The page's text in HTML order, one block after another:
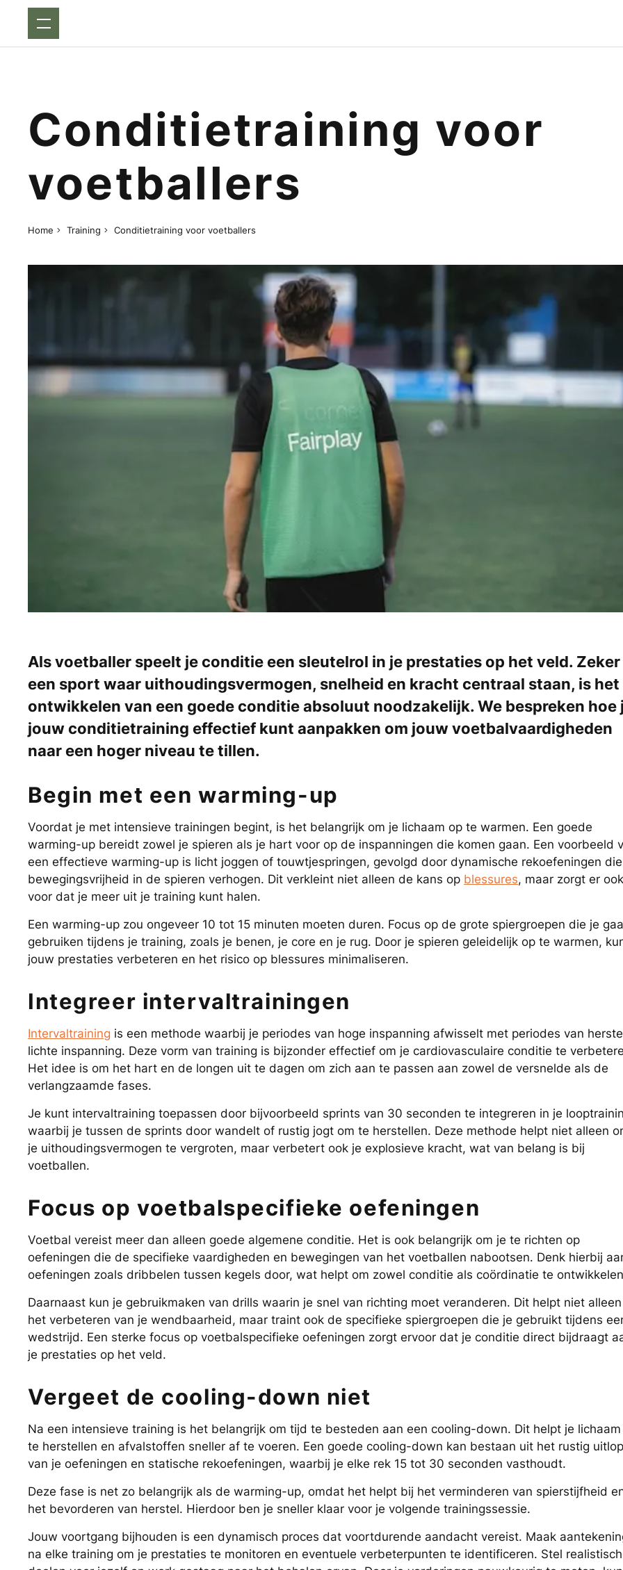
Conditietraining voor
voetballers
Home Training Conditietraining voor voetballers
Als voetballer speelt je conditie een sleutelrol in je prestaties op het veld.
een sport waar uithoudingsvermogen, snelheid en kracht centraal staan, is het
ontwikkelen van een goede conditie absoluut noodzakelijk. We bespreken hoe
jouw conditietraining effectief kunt aanpakken om jouw voetbalvaardigheden
naar een hoger niveau te tillen.
Begin met een warming-up
Voordat je met intensieve trainingen begint, is het belangrijk om je lichaam op te warmen. Een goede
warming-up bereidt zowel je spieren als je hart voor op de inspanningen die komen gaan. Een voorbeeld
een effectieve warming-up is licht joggen of touwtjespringen, gevolgd door dynamische rekoefeningen
bewegingsvrijheid in de spieren verhogen. Dit verkleint niet alleen de kans op blessures, maar zorgt er ook
voor dat je meer uit je training kunt halen.
Een warming-up zou ongeveer 10 tot 15 minuten moeten duren. Focus op de grote spiergroepen die je
gebruiken tijdens je training, zoals je benen, je core en je rug. Door je spieren geleidelijk op te warmen,
jouw prestaties verbeteren en het risico op blessures minimaliseren.
Integreer intervaltrainingen
Intervaltraining is een methode waarbij je periodes van hoge inspanning afwisselt met periodes van
lichte inspanning. Deze vorm van training is bijzonder effectief om je cardiovasculaire conditie te
Het idee is om het hart en de longen uit te dagen om zich aan te passen aan zowel de versnelde als de
verlangzaamde fases.
Je kunt intervaltraining toepassen door bijvoorbeeld sprints van 30 seconden te integreren in je
waarbij je tussen de sprints door wandelt of rustig jogt om te herstellen. Deze methode helpt niet alleen
je uithoudingsvermogen te vergroten, maar verbetert ook je explosieve kracht, wat van belang is bij
voetballen.
Focus op voetbalspecifieke oefeningen
Voetbal vereist meer dan alleen goede algemene conditie. Het is ook belangrijk om je te richten op
oefeningen die de specifieke vaardigheden en bewegingen van het voetballen nabootsen. Denk hierbij
oefeningen zoals dribbelen tussen kegels door, wat helpt om zowel conditie als coördinatie te
Daarnaast kun je gebruikmaken van drills waarin je snel van richting moet veranderen. Dit helpt niet
het verbeteren van je wendbaarheid, maar traint ook de specifieke spiergroepen die je gebruikt tijdens
wedstrijd. Een sterke focus op voetbalspecifieke oefeningen zorgt ervoor dat je conditie direct bijdraagt
je prestaties op het veld.
Vergeet de cooling-down niet
Na een intensieve training is het belangrijk om tijd te besteden aan een cooling-down. Dit helpt je
te herstellen en afvalstoffen sneller af te voeren. Een goede cooling-down kan bestaan uit het rustig
van je oefeningen en statische rekoefeningen, waarbij je elke rek 15 tot 30 seconden vasthoudt.
Deze fase is net zo belangrijk als de warming-up, omdat het helpt bij het verminderen van spierstijfheid
het bevorderen van herstel. Hierdoor ben je sneller klaar voor je volgende trainingssessie.
Jouw voortgang bijhouden is een dynamisch proces dat voortdurende aandacht vereist. Maak
na elke training om je prestaties te monitoren en eventuele verbeterpunten te identificeren. Stel